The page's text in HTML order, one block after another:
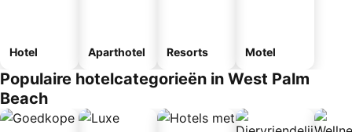
Hotel Aparthotel Resorts Motel
Populaire hotelcategorieën in West Palm
Beach